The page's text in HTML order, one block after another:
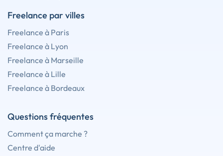
Freelance par villes
Freelance à Paris
Freelance à Lyon
Freelance à Marseille
Freelance à Lille
Freelance à Bordeaux
Questions fréquentes
Comment ça marche ?
Centre d'aide